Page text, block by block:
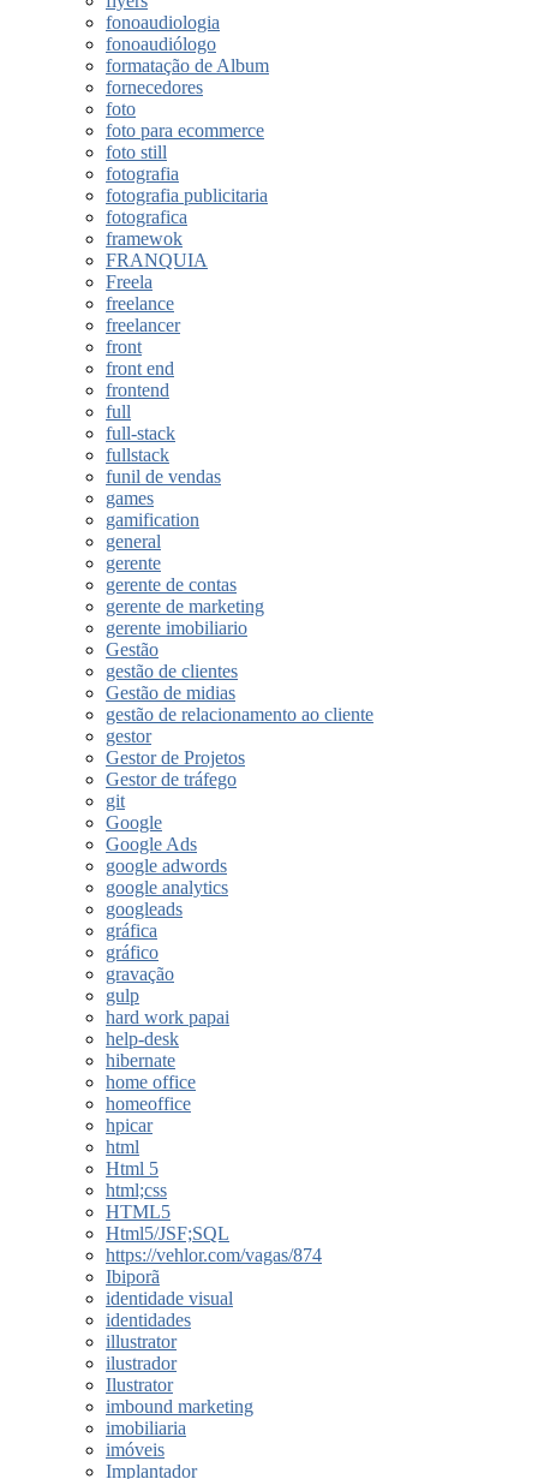
fonoaudiologia
fonoaudiólogo
formatação de Album
fornecedores
foto
foto para ecommerce
foto still
fotografia
fotografia publicitaria
fotografica
framewok
FRANQUIA
Freela
freelance
freelancer
front
front end
frontend
full
full-stack
fullstack
funil de vendas
games
gamification
general
gerente
gerente de contas
gerente de marketing
gerente imobiliario
Gestão
gestão de clientes
Gestão de midias
gestão de relacionamento ao cliente
gestor
Gestor de Projetos
Gestor de tráfego
git
Google
Google Ads
google adwords
google analytics
googleads
gráfica
gráfico
gravação
gulp
hard work papai
help-desk
hibernate
home office
homeoffice
hpicar
html
Html 5
html;css
HTML5
Html5/JSF;SQL
https://vehlor.com/vagas/874
Ibiporã
identidade visual
identidades
illustrator
ilustrador
Ilustrator
imbound marketing
imobiliaria
imóveis
Implantador